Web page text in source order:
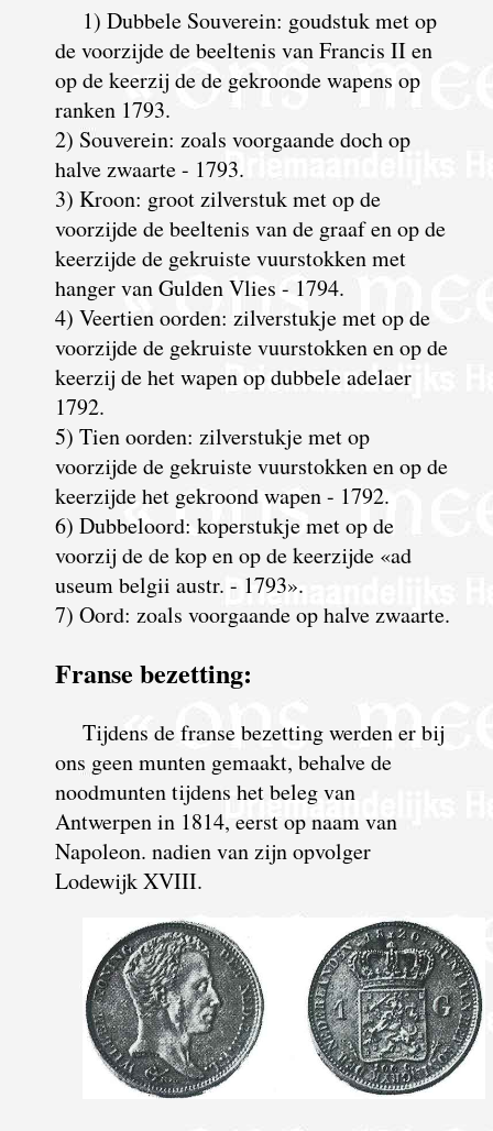
1) Dubbele Souverein: goudstuk met op
de voorzijde de beeltenis van Francis II en
op de keerzij de de gekroonde wapens op
ranken 1793.
2) Souverein: zoals voorgaande doch op
halve zwaarte - 1793.
3) Kroon: groot zilverstuk met op de
voorzijde de beeltenis van de graaf en op de
keerzijde de gekruiste vuurstokken met
hanger van Gulden Vlies - 1794.
4) Veertien oorden: zilverstukje met op de
voorzijde de gekruiste vuurstokken en op de
keerzij de het wapen op dubbele adelaer
1792.
5) Tien oorden: zilverstukje met op
voorzijde de gekruiste vuurstokken en op de
keerzijde het gekroond wapen - 1792.
6) Dubbeloord: koperstukje met op de
voorzij de de kop en op de keerzijde «ad
useum belgii austr. - 1793».
7) Oord: zoals voorgaande op halve zwaarte.
Franse bezetting:
Tijdens de franse bezetting werden er bij
ons geen munten gemaakt, behalve de
noodmunten tijdens het beleg van
Antwerpen in 1814, eerst op naam van
Napoleon. nadien van zijn opvolger
Lodewijk XVIII.